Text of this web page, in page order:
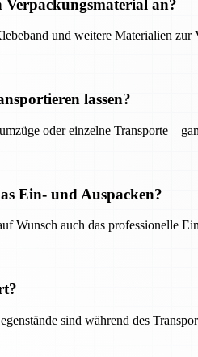
an?
und weitere Materialien
lassen?
oder einzelne Transporte –
Ein- und Auspacken?
Wunsch auch das professionelle
sind während des